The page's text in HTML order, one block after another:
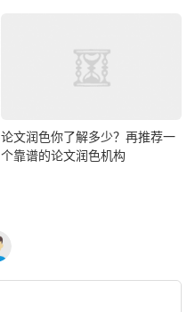
论文润色你了解多少？再推荐一
个靠谱的论文润色机构